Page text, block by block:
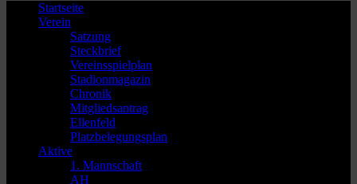
Startseite
Verein
Satzung
Steckbrief
Vereinsspielplan
Stadionmagazin
Chronik
Mitgliedsantrag
Ellenfeld
Platzbelegungsplan
Aktive
1. Mannschaft
AH